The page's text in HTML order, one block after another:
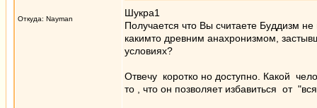
Откуда: Nayman
Шукра1
Получается что Вы считаете Буддизм
какимто древним анахронизмом,
условиях?
Отвечу коротко но доступно. Какой
то , что он позволяет избавиться от